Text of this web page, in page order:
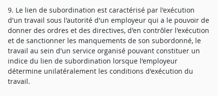
9. Le lien de subordination est caractérisé par l'exécution
d'un travail sous l'autorité d'un employeur qui a le pouvoir de
donner des ordres et des directives, d'en contrôler l'exécution
et de sanctionner les manquements de son subordonné, le
travail au sein d'un service organisé pouvant constituer un
indice du lien de subordination lorsque l'employeur
détermine unilatéralement les conditions d'exécution du
travail.